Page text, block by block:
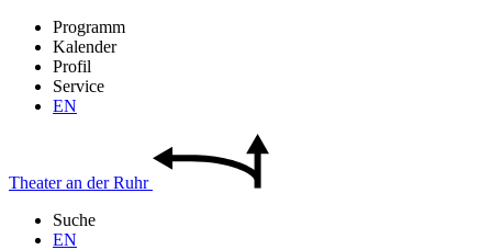
Programm
Kalender
Profil
Service
EN
Theateran derRuhr
Suche
EN